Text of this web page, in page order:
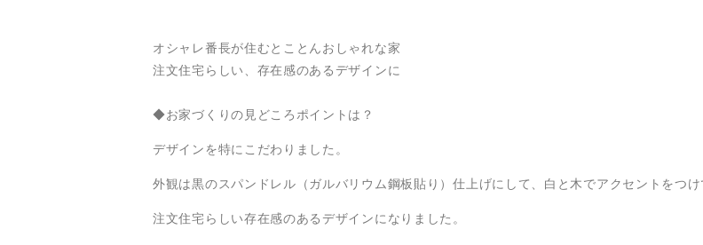
オシャレ番長が住むとことんおしゃれな家
注文住宅らしい、存在感のあるデザインに
◆お家づくりの見どころポイントは？
デザインを特にこだわりました。
外観は黒のスパンドレル（ガルバリウム鋼板貼り）仕上げにして、白と木でアクセントをつけ
注文住宅らしい存在感のあるデザインになりました。